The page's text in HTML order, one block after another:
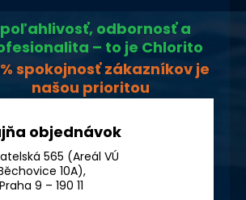
odbornosť a
– to je Chlorito
% spokojnosť zákazníkov je
našou prioritou
objednávok
565 (Areál VÚ
10A),
Praha 9 – 190 11